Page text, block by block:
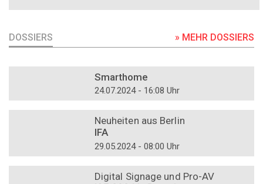
DOSSIERS » MEHR DOSSIERS
Smarthome
24.07.2024 - 16:08 Uhr
Neuheiten aus Berlin
IFA
29.05.2024 - 08:00 Uhr
Digital Signage und Pro-AV